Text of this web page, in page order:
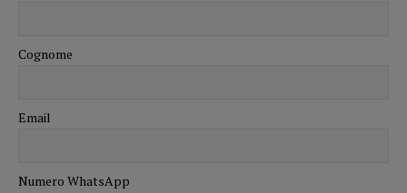
Cognome
Email
Numero WhatsApp